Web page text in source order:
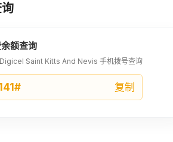
额查询
Saint Kitts And Nevis 手机拨号查询
复制